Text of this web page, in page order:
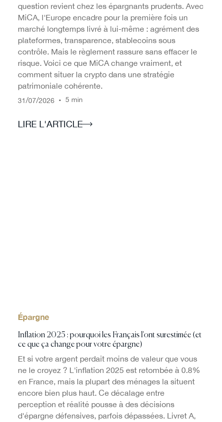
question revient chez les épargnants prudents. Avec
MiCA, l'Europe encadre pour la première fois un
marché longtemps livré à lui-même : agrément des
plateformes, transparence, stablecoins sous
contrôle. Mais le règlement rassure sans effacer le
risque. Voici ce que MiCA change vraiment, et
comment situer la crypto dans une stratégie
patrimoniale cohérente.
31/07/2026 • 5 min
LIRE L'ARTICLE
Épargne
Inflation 2025 : pourquoi les Français l'ont surestimée (et
ce que ça change pour votre épargne)
Et si votre argent perdait moins de valeur que vous
ne le croyez ? L'inflation 2025 est retombée à 0.8%
en France, mais la plupart des ménages la situent
encore bien plus haut. Ce décalage entre
perception et réalité pousse à des décisions
d'épargne défensives, parfois dépassées. Livret A,